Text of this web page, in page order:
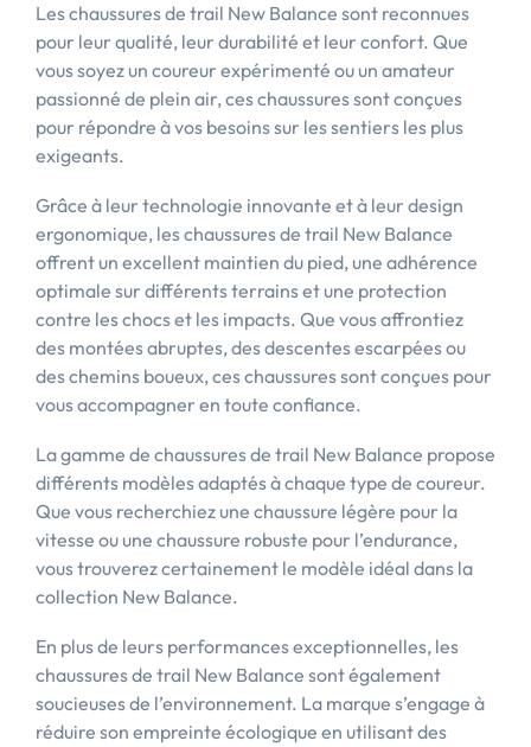
Les chaussures de trail New Balance sont reconnues
pour leur qualité, leur durabilité et leur confort. Que
vous soyez un coureur expérimenté ou un amateur
passionné de plein air, ces chaussures sont conçues
pour répondre à vos besoins sur les sentiers les plus
exigeants.
Grâce à leur technologie innovante et à leur design
ergonomique, les chaussures de trail New Balance
offrent un excellent maintien du pied, une adhérence
optimale sur différents terrains et une protection
contre les chocs et les impacts. Que vous affrontiez
des montées abruptes, des descentes escarpées ou
des chemins boueux, ces chaussures sont conçues pour
vous accompagner en toute confiance.
La gamme de chaussures de trail New Balance propose
différents modèles adaptés à chaque type de coureur.
Que vous recherchiez une chaussure légère pour la
vitesse ou une chaussure robuste pour l’endurance,
vous trouverez certainement le modèle idéal dans la
collection New Balance.
En plus de leurs performances exceptionnelles, les
chaussures de trail New Balance sont également
soucieuses de l’environnement. La marque s’engage à
réduire son empreinte écologique en utilisant des